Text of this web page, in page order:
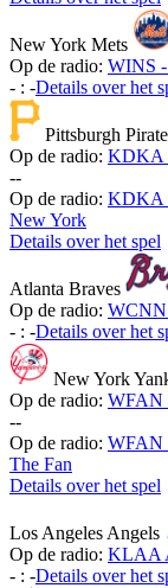
New York Mets
Op de radio: WINS
- : -Details over het
Pittsburgh
Op de radio: KDKA
--
Op de radio: KDKA
New York
Details over het spel
Atlanta Braves
Op de radio: WCNN
- : -Details over het
New York
Op de radio: WFAN
--
Op de radio: WFAN
The Fan
Details over het spel
Los Angeles Angels
Op de radio: KLAA
- : -Details over het